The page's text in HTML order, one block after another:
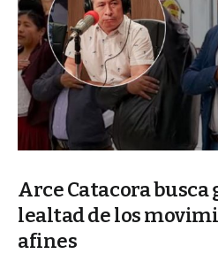
Arce Catacora
lealtad de los
afines